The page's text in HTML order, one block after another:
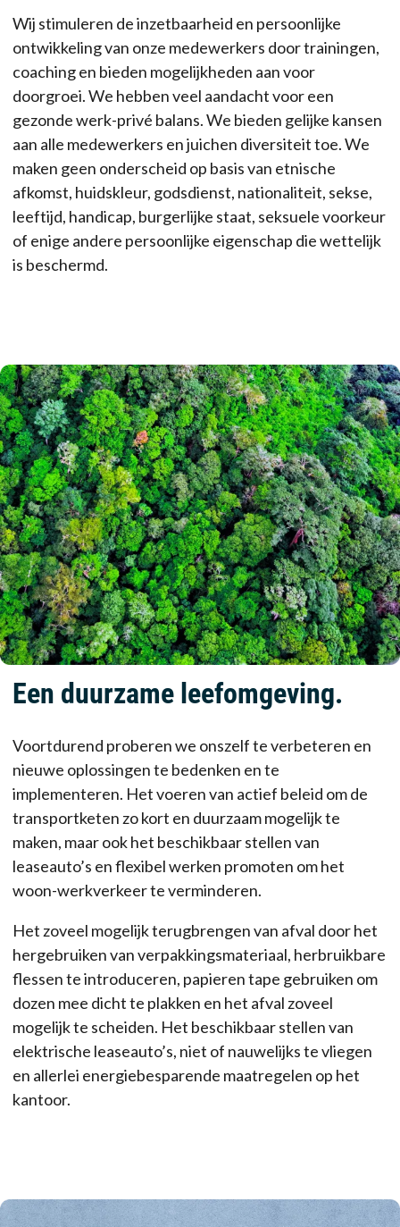
Wij stimuleren de inzetbaarheid en persoonlijke
ontwikkeling van onze medewerkers door trainingen,
coaching en bieden mogelijkheden aan voor
doorgroei. We hebben veel aandacht voor een
gezonde werk-privé balans. We bieden gelijke kansen
aan alle medewerkers en juichen diversiteit toe. We
maken geen onderscheid op basis van etnische
afkomst, huidskleur, godsdienst, nationaliteit, sekse,
leeftijd, handicap, burgerlijke staat, seksuele voorkeur
of enige andere persoonlijke eigenschap die wettelijk
is beschermd.
Een duurzame leefomgeving.
Voortdurend proberen we onszelf te verbeteren en
nieuwe oplossingen te bedenken en te
implementeren. Het voeren van actief beleid om de
transportketen zo kort en duurzaam mogelijk te
maken, maar ook het beschikbaar stellen van
leaseauto’s en flexibel werken promoten om het
woon-werkverkeer te verminderen.
Het zoveel mogelijk terugbrengen van afval door het
hergebruiken van verpakkingsmateriaal, herbruikbare
flessen te introduceren, papieren tape gebruiken om
dozen mee dicht te plakken en het afval zoveel
mogelijk te scheiden. Het beschikbaar stellen van
elektrische leaseauto’s, niet of nauwelijks te vliegen
en allerlei energiebesparende maatregelen op het
kantoor.